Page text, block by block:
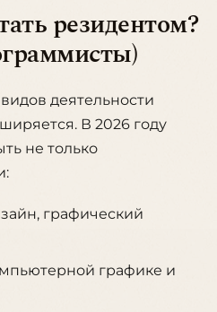
резидентом?
деятельности
В 2026 году
не только
графический
графике и